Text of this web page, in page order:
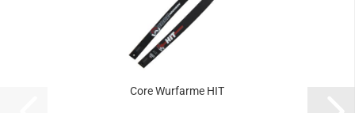
Core Wurfarme HIT